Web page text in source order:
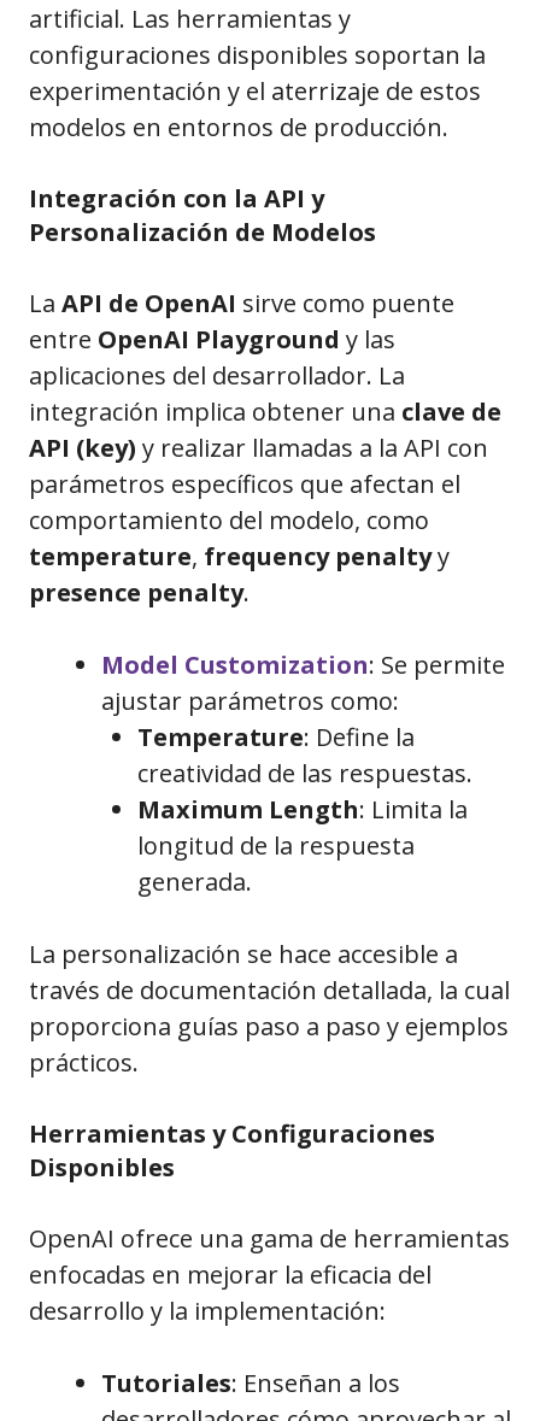
artificial. Las herramientas y
configuraciones disponibles soportan la
experimentación y el aterrizaje de estos
modelos en entornos de producción.
Integración con la API y
Personalización de Modelos
La API de OpenAI sirve como puente
entre OpenAI Playground y las
aplicaciones del desarrollador. La
integración implica obtener una clave de
API (key) y realizar llamadas a la API con
parámetros específicos que afectan el
comportamiento del modelo, como
temperature, frequency penaltyy
presence penalty.
Model Customization: Se permite
ajustar parámetros como:
Temperature: Define la
creatividad de las respuestas.
Maximum Length: Limita la
longitud de la respuesta
generada.
La personalización se hace accesible a
través de documentación detallada, la cual
proporciona guías paso a paso y ejemplos
prácticos.
Herramientas y Configuraciones
Disponibles
OpenAI ofrece una gama de herramientas
enfocadas en mejorar la eficacia del
desarrollo y la implementación:
Tutoriales: Enseñan a los